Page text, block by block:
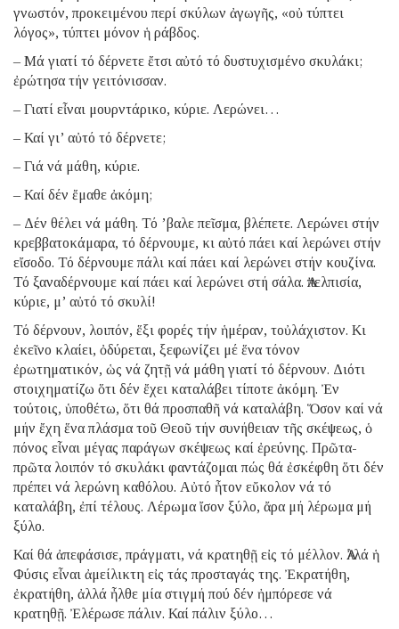
γνωστόν, προκειμένου περί σκύλων ἀγωγῆς, «οὐ τύπτει
λόγος», τύπτει μόνον ἡ ράβδος.
– Μά γιατί τό δέρνετε ἔτσι αὐτό τό δυστυχισμένο σκυλάκι;
ἐρώτησα τήν γειτόνισσαν.
– Γιατί εἶναι μουρντάρικο, κύριε. Λερώνει…
– Καί γι’ αὐτό τό δέρνετε;
– Γιά νά μάθη, κύριε.
– Καί δέν ἔμαθε ἀκόμη;
– Δέν θέλει νά μάθη. Τό ’βαλε πεῖσμα, βλέπετε. Λερώνει στήν
κρεββατοκάμαρα, τό δέρνουμε, κι αὐτό πάει καί λερώνει στήν
εἴσοδο. Τό δέρνουμε πάλι καί πάει καί λερώνει στήν κουζίνα.
Τό ξαναδέρνουμε καί πάει καί λερώνει στή σάλα. Ἀπελπισία,
κύριε, μ’ αὐτό τό σκυλί!
Τό δέρνουν, λοιπόν, ἕξι φορές τήν ἡμέραν, τοὐλάχιστον. Κι
ἐκεῖνο κλαίει, ὀδύρεται, ξεφωνίζει μέ ἕνα τόνον
ἐρωτηματικόν, ὡς νά ζητῇ νά μάθη γιατί τό δέρνουν. Διότι
στοιχηματίζω ὅτι δέν ἔχει καταλάβει τίποτε ἀκόμη. Ἐν
τούτοις, ὑποθέτω, ὅτι θά προσπαθῆ νά καταλάβη. Ὅσον καί νά
μήν ἔχη ἕνα πλάσμα τοῦ Θεοῦ τήν συνήθειαν τῆς σκέψεως, ὁ
πόνος εἶναι μέγας παράγων σκέψεως καί ἐρεύνης. Πρῶτα-
πρῶτα λοιπόν τό σκυλάκι φαντάζομαι πώς θά ἐσκέφθη ὅτι δέν
πρέπει νά λερώνη καθόλου. Αὐτό ἦτον εὔκολον νά τό
καταλάβη, ἐπί τέλους. Λέρωμα ἴσον ξύλο, ἄρα μή λέρωμα μή
ξύλο.
Καί θά ἀπεφάσισε, πράγματι, νά κρατηθῇ εἰς τό μέλλον. Ἀλλά ἡ
Φύσις εἶναι ἀμείλικτη εἰς τάς προσταγάς της. Ἐκρατήθη,
ἐκρατήθη, ἀλλά ἦλθε μία στιγμή πού δέν ἠμπόρεσε νά
κρατηθῇ. Ἐλέρωσε πάλιν. Καί πάλιν ξύλο…